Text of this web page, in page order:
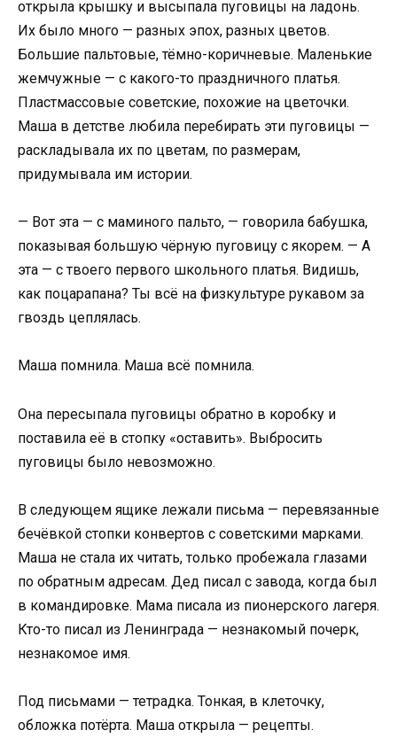
открыла крышку и высыпала пуговицы на ладонь.
Их было много — разных эпох, разных цветов.
Большие пальтовые, тёмно-коричневые. Маленькие
жемчужные — с какого-то праздничного платья.
Пластмассовые советские, похожие на цветочки.
Маша в детстве любила перебирать эти пуговицы —
раскладывала их по цветам, по размерам,
придумывала им истории.
— Вот эта — с маминого пальто, — говорила бабушка,
показывая большую чёрную пуговицу с якорем. — А
эта — с твоего первого школьного платья. Видишь,
как поцарапана? Ты всё на физкультуре рукавом за
гвоздь цеплялась.
Маша помнила. Маша всё помнила.
Она пересыпала пуговицы обратно в коробку и
поставила её в стопку «оставить». Выбросить
пуговицы было невозможно.
В следующем ящике лежали письма — перевязанные
бечёвкой стопки конвертов с советскими марками.
Маша не стала их читать, только пробежала глазами
по обратным адресам. Дед писал с завода, когда был
в командировке. Мама писала из пионерского лагеря.
Кто-то писал из Ленинграда — незнакомый почерк,
незнакомое имя.
Под письмами — тетрадка. Тонкая, в клеточку,
обложка потёрта. Маша открыла — рецепты.